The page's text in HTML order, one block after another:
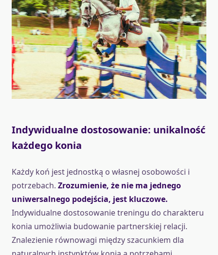
Indywidualne dostosowanie: unikalność
każdego konia
Każdy koń jest jednostką o własnej osobowości i
potrzebach. Zrozumienie, że nie ma jednego
uniwersalnego podejścia, jest kluczowe.
Indywidualne dostosowanie treningu do charakteru
konia umożliwia budowanie partnerskiej relacji.
Znalezienie równowagi między szacunkiem dla